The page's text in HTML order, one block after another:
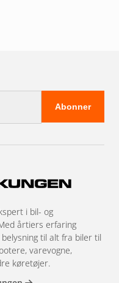
Abonner
i bil- og
årtiers erfaring
til alt fra biler til
varevogne,
køretøjer.